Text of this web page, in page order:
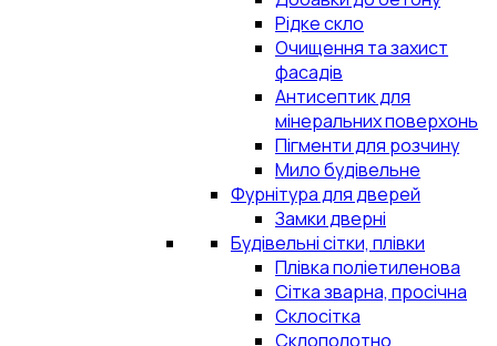
Рідке скло
Очищення та захист
фасадів
Антисептик для
мінеральних поверхонь
Пігменти для розчину
Мило будівельне
Фурнітура для дверей
Замки дверні
Будівельні сітки, плівки
Плівка поліетиленова
Сітка зварна, просічна
Склосітка
Склополотно